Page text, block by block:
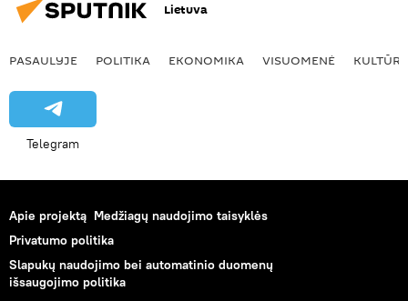
Lietuva
PASAULYJE POLITIKA EKONOMIKA VISUOMENĖ KULTŪRA
Telegram
Apie projektą Medžiagų naudojimo taisyklės
Privatumo politika
Slapukų naudojimo bei automatinio duomenų
išsaugojimo politika